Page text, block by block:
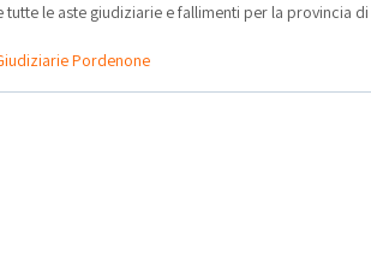
tutte le aste giudiziarie e fallimenti per la provincia di
Pordenone